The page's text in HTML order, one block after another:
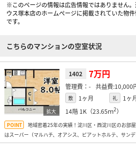
※このページの情報は広告情報ではありません
ウス塚本店のホームぺージに掲載されていた物
です。
こちらのマンションの空室状況
1402 7万円
- 10,000
敷 1ヶ月 礼
1ヶ
14階 1K（23.65ｍ2）
地域密着25年の実績！淀川区・西淀川区のお部
はスーパー（マルハチ、オアシス、ピアットホルテ、サン
多数、ドラッグストア、飲食店多数、お弁当屋さん多数あ